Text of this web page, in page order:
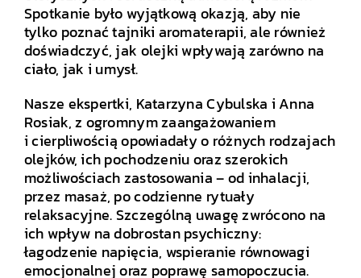
Spotkanie było wyjątkową okazją, aby nie
tylko poznać tajniki aromaterapii, ale również
doświadczyć, jak olejki wpływają zarówno na
ciało, jak i umysł.
Nasze ekspertki, Katarzyna Cybulska i Anna
Rosiak, z ogromnym zaangażowaniem
i cierpliwością opowiadały o różnych rodzajach
olejków, ich pochodzeniu oraz szerokich
możliwościach zastosowania – od inhalacji,
przez masaż, po codzienne rytuały
relaksacyjne. Szczególną uwagę zwrócono na
ich wpływ na dobrostan psychiczny:
łagodzenie napięcia, wspieranie równowagi
emocjonalnej oraz poprawę samopoczucia.